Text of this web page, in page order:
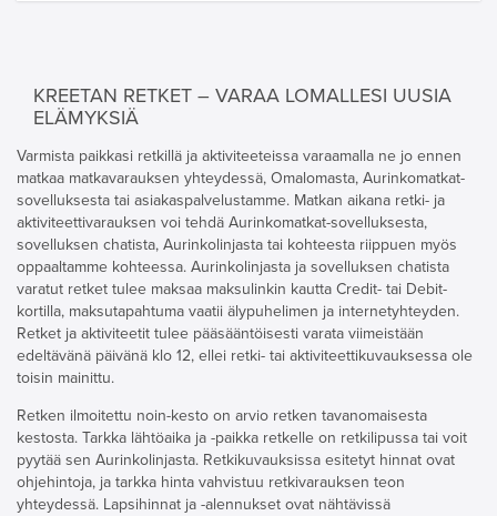
KREETAN RETKET – VARAA LOMALLESI UUSIA
ELÄMYKSIÄ
Varmista paikkasi retkillä ja aktiviteeteissa varaamalla ne jo ennen
matkaa matkavarauksen yhteydessä, Omalomasta, Aurinkomatkat-
sovelluksesta tai asiakaspalvelustamme. Matkan aikana retki- ja
aktiviteettivarauksen voi tehdä Aurinkomatkat-sovelluksesta,
sovelluksen chatista, Aurinkolinjasta tai kohteesta riippuen myös
oppaaltamme kohteessa. Aurinkolinjasta ja sovelluksen chatista
varatut retket tulee maksaa maksulinkin kautta Credit- tai Debit-
kortilla, maksutapahtuma vaatii älypuhelimen ja internetyhteyden.
Retket ja aktiviteetit tulee pääsääntöisesti varata viimeistään
edeltävänä päivänä klo 12, ellei retki- tai aktiviteettikuvauksessa ole
toisin mainittu.
Retken ilmoitettu noin-kesto on arvio retken tavanomaisesta
kestosta. Tarkka lähtöaika ja -paikka retkelle on retkilipussa tai voit
pyytää sen Aurinkolinjasta. Retkikuvauksissa esitetyt hinnat ovat
ohjehintoja, ja tarkka hinta vahvistuu retkivarauksen teon
yhteydessä. Lapsihinnat ja -alennukset ovat nähtävissä